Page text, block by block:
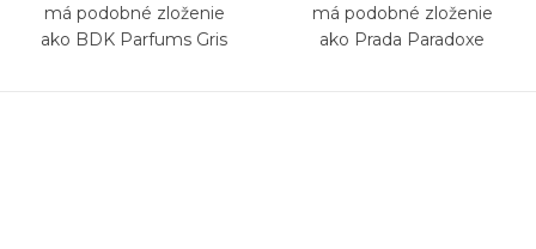
má podobné zloženie
ako BDK Parfums Gris
má podobné zloženie
ako Prada Paradoxe